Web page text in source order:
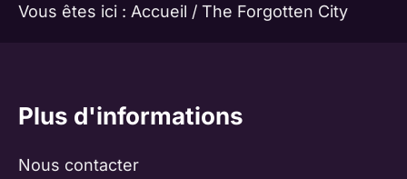
Vous êtes ici : Accueil / The Forgotten City
Plus d'informations
Nous contacter